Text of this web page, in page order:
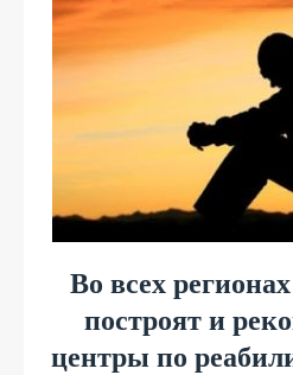
Во всех
построят и
центры по